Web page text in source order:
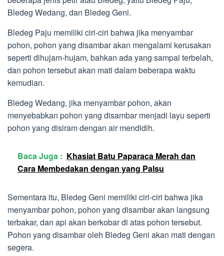
Bledeg Wedang, dan Bledeg Geni.
Bledeg Paju memiliki ciri-ciri bahwa jika menyambar
pohon, pohon yang disambar akan mengalami kerusakan
seperti dihujam-hujam, bahkan ada yang sampai terbelah,
dan pohon tersebut akan mati dalam beberapa waktu
kemudian.
Bledeg Wedang, jika menyambar pohon, akan
menyebabkan pohon yang disambar menjadi layu seperti
pohon yang disiram dengan air mendidih.
Baca Juga : Khasiat Batu Paparaca Merah dan
Cara Membedakan dengan yang Palsu
Sementara itu, Bledeg Geni memiliki ciri-ciri bahwa jika
menyambar pohon, pohon yang disambar akan langsung
terbakar, dan api akan berkobar di atas pohon tersebut.
Pohon yang disambar oleh Bledeg Geni akan mati dengan
segera.